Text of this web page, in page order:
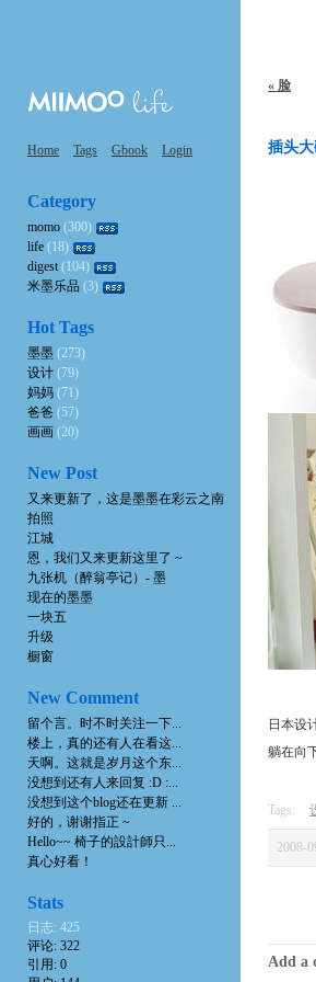
Home Tags Gbook Login
« 脸
插头
日本设
躺在向
Tags:
2008-
Add a
Category
momo (300)
life (18)
digest(104)
米墨乐品 (3)
Hot Tags
墨墨 (273)
设计 (79)
妈妈 (71)
爸爸 (57)
画画 (20)
New Post
又来更新了，这是墨墨在彩云之南
拍照
江城
恩，我们又来更新这里了 ~
九张机（醉翁亭记）- 墨
现在的墨墨
一块五
升级
橱窗
New Comment
留个言。时不时关注一下...
楼上，真的还有人在看这...
天啊。这就是岁月这个东...
没想到还有人来回复 :D :...
没想到这个blog还在更新 ...
好的，谢谢指正 ~
Hello~~ 椅子的設計師只...
真心好看！
Stats
日志: 425
评论: 322
引用: 0